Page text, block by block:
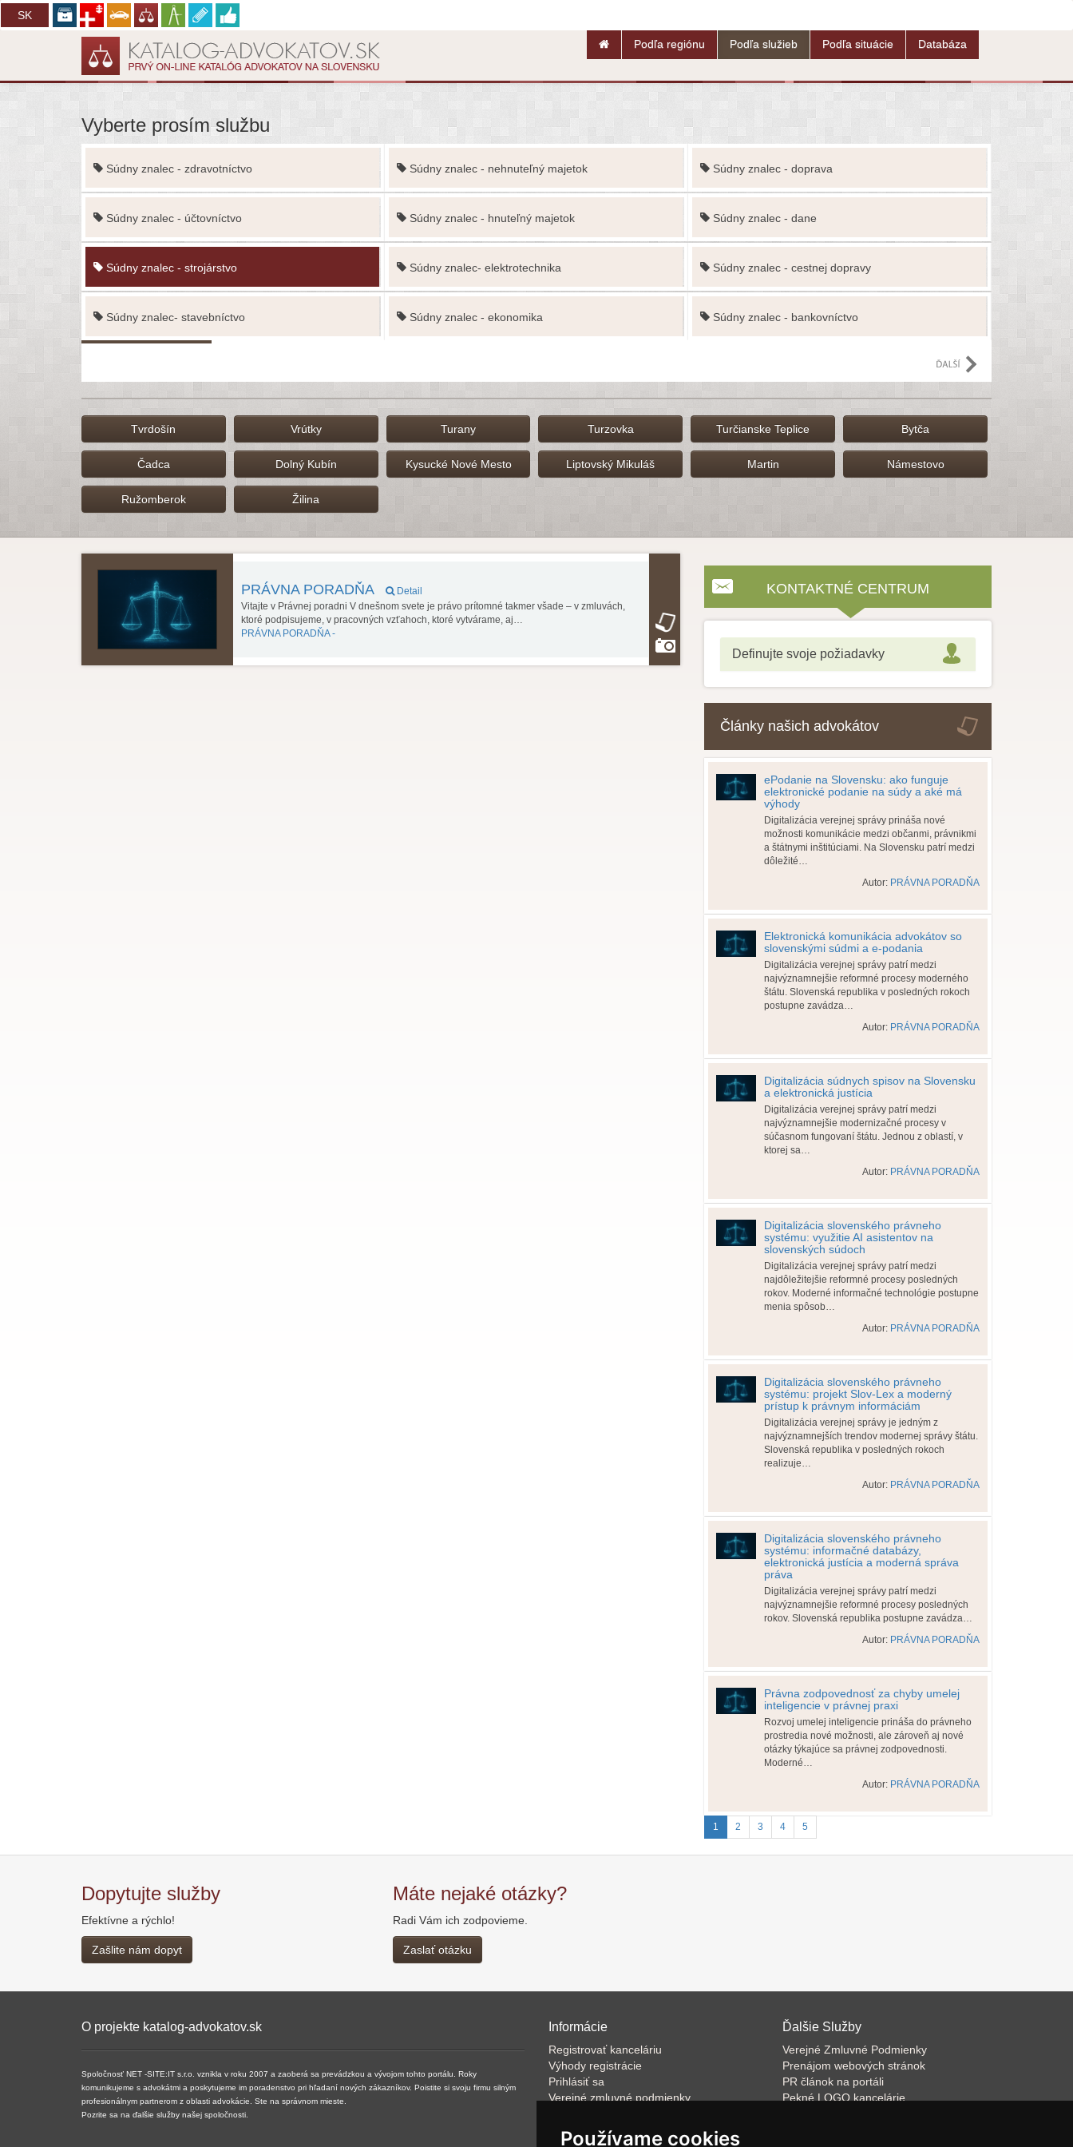
Používame cookies
SK
CZ
Podľa regiónu Podľa služieb Podľa situácie Databáza
Vyberte prosím službu
Súdny znalec - zdravotníctvo
Súdny znalec - účtovníctvo
Súdny znalec - strojárstvo
Súdny znalec- stavebníctvo
Súdny znalec - nehnuteľný majetok
Súdny znalec - hnuteľný majetok
Súdny znalec- elektrotechnika
Súdny znalec - ekonomika
Súdny znalec - doprava
Súdny znalec - dane
Súdny znalec - cestnej dopravy
Súdny znalec - bankovníctvo
Tvrdošín Vrútky Turany Turzovka Turčianske Teplice Bytča
Čadca Dolný Kubín Kysucké Nové Mesto Liptovský Mikuláš Martin Námestovo
Ružomberok Žilina
PRÁVNA PORADŇA
Detail
Vitajte v Právnej poradni V dnešnom svete je právo prítomné takmer všade – v zmluvách,
ktoré podpisujeme, v pracovných vzťahoch, ktoré vytvárame, aj…
PRÁVNA PORADŇA -
KONTAKTNÉ CENTRUM
Definujte svoje požiadavky
Články našich advokátov
ePodanie na Slovensku: ako funguje
elektronické podanie na súdy a aké má
výhody
Digitalizácia verejnej správy prináša nové
možnosti komunikácie medzi občanmi, právnikmi
a štátnymi inštitúciami. Na Slovensku patrí medzi
dôležité…
Autor: PRÁVNA PORADŇA
Elektronická komunikácia advokátov so
slovenskými súdmi a e-podania
Digitalizácia verejnej správy patrí medzi
najvýznamnejšie reformné procesy moderného
štátu. Slovenská republika v posledných rokoch
postupne zavádza…
Autor: PRÁVNA PORADŇA
Digitalizácia súdnych spisov na Slovensku
a elektronická justícia
Digitalizácia verejnej správy patrí medzi
najvýznamnejšie modernizačné procesy v
súčasnom fungovaní štátu. Jednou z oblastí, v
ktorej sa…
Autor: PRÁVNA PORADŇA
Digitalizácia slovenského právneho
systému: využitie AI asistentov na
slovenských súdoch
Digitalizácia verejnej správy patrí medzi
najdôležitejšie reformné procesy posledných
rokov. Moderné informačné technológie postupne
menia spôsob…
Autor: PRÁVNA PORADŇA
Digitalizácia slovenského právneho
systému: projekt Slov-Lex a moderný
prístup k právnym informáciám
Digitalizácia verejnej správy je jedným z
najvýznamnejších trendov modernej správy štátu.
Slovenská republika v posledných rokoch
realizuje…
Autor: PRÁVNA PORADŇA
Digitalizácia slovenského právneho
systému: informačné databázy,
elektronická justícia a moderná správa
práva
Digitalizácia verejnej správy patrí medzi
najvýznamnejšie reformné procesy posledných
rokov. Slovenská republika postupne zavádza…
Autor: PRÁVNA PORADŇA
Právna zodpovednosť za chyby umelej
inteligencie v právnej praxi
Rozvoj umelej inteligencie prináša do právneho
prostredia nové možnosti, ale zároveň aj nové
otázky týkajúce sa právnej zodpovednosti.
Moderné…
Autor: PRÁVNA PORADŇA
1 2 3 4 5
Dopytujte služby
Efektívne a rýchlo!
Zašlite nám dopyt
Máte nejaké otázky?
Radi Vám ich zodpovieme.
Zaslať otázku
O projekte katalog-advokatov.sk
Spoločnosť NET -SITE:IT s.r.o. vznikla v roku 2007 a ​​zaoberá sa prevádzkou a vývojom tohto portálu. Roky
komunikujeme s advokátmi a poskytujeme im poradenstvo pri hľadaní nových zákazníkov. Poistite si svoju firmu silným
profesionálnym partnerom z oblasti advokácie. Ste na správnom mieste.
Pozrite sa na ďalšie služby našej spoločnosti.
Informácie
Registrovať kanceláriu
Výhody registrácie
Prihlásiť sa
Verejné zmluvné podmienky
VOP
Ďalšie Služby
Verejné Zmluvné Podmienky
Prenájom webových stránok
PR článok na portáli
Pekné LOGO kancelárie